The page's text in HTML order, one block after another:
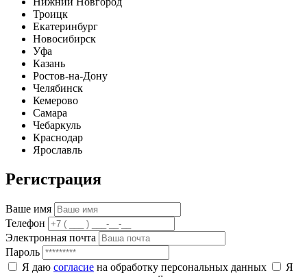
Троицк
Екатеринбург
Новосибирск
Уфа
Казань
Ростов-на-Дону
Челябинск
Кемерово
Самара
Чебаркуль
Краснодар
Ярославль
Регистрация
Ваше имя
Телефон
Электронная почта
Пароль
Я даю согласие на обработку персональных данных
Я